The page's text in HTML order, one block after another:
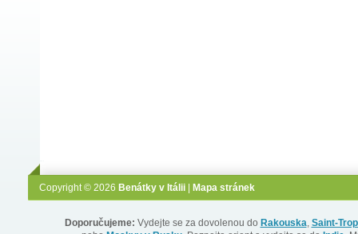
Copyright © 2026 Benátky v Itálii| Mapa stránek
Doporučujeme: Vydejte se za dovolenou do Rakouska, Saint-